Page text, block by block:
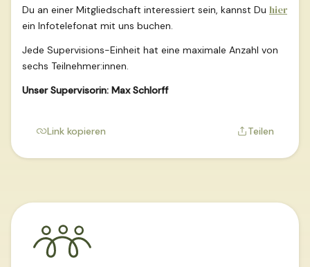
Du an einer Mitgliedschaft interessiert sein, kannst Du hier
ein Infotelefonat mit uns buchen.
Jede Supervisions-Einheit hat eine maximale Anzahl von
sechs Teilnehmer:innen.
Unser Supervisorin: Max Schlorff
Link kopieren Teilen